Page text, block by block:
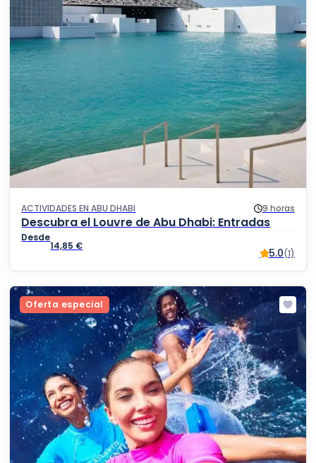
ACTIVIDADES EN ABU DHABI 9 horas
Descubra el Louvre de Abu Dhabi: Entradas
14,85 €
5.0(1)
Oferta especial